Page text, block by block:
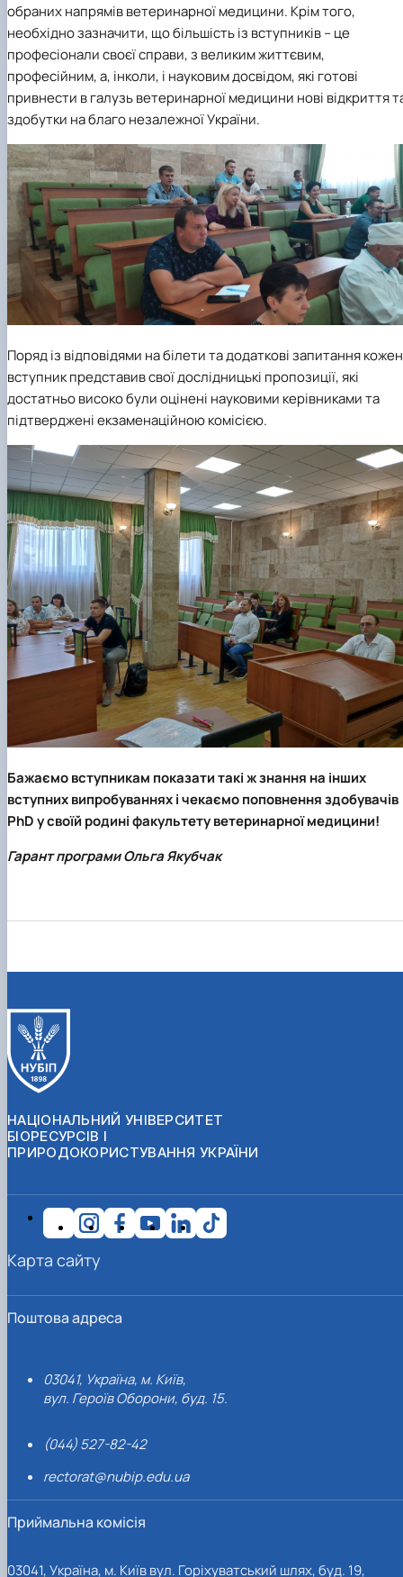
обраних напрямів ветеринарної медицини. Крім того,
необхідно зазначити, що більшість із вступників – це
професіонали своєї справи, з великим життєвим,
професійним, а, інколи, і науковим досвідом, які готові
привнести в галузь ветеринарної медицини нові відкриття
здобутки на благо незалежної України.
Поряд із відповідями на білети та додаткові запитання кожен
вступник представив свої дослідницькі пропозиції, які
достатньо високо були оцінені науковими керівниками та
підтверджені екзаменаційною комісією.
Бажаємо вступникам показати такі ж знання на інших
вступних випробуваннях і чекаємо поповнення здобувачів
PhD у своїй родині факультету ветеринарної медицини!
Гарант програми Ольга Якубчак
НАЦІОНАЛЬНИЙ УНІВЕРСИТЕТ
БІОРЕСУРСІВ І
ПРИРОДОКОРИСТУВАННЯ УКРАЇНИ
Поштова адреса
03041, Україна, м. Київ,
вул. Героїв Оборони, буд. 15.
(044) 527-82-42
rectorat@nubip.edu.ua
Приймальна комісія
03041, Україна, м. Київ вул. Горіхуватський шлях, буд. 19,
Карта сайту